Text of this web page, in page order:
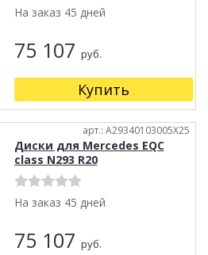
На заказ 45 дней
75 107 руб.
Купить
арт.: A29340103005X25
Диски для Mercedes EQC
class N293 R20
На заказ 45 дней
75 107 руб.